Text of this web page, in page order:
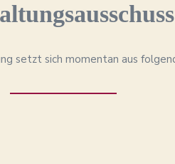
setzt sich momentan aus